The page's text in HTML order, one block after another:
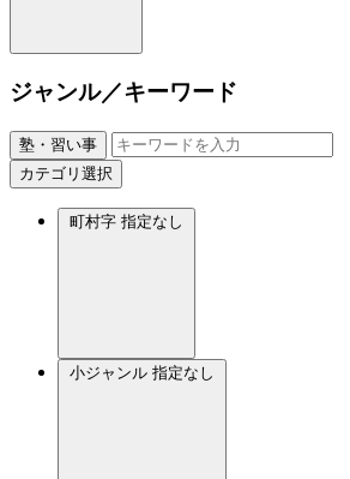
ジャンル／キーワード
塾・習い事
カテゴリ選択
町村字 指定なし
小ジャンル 指定なし